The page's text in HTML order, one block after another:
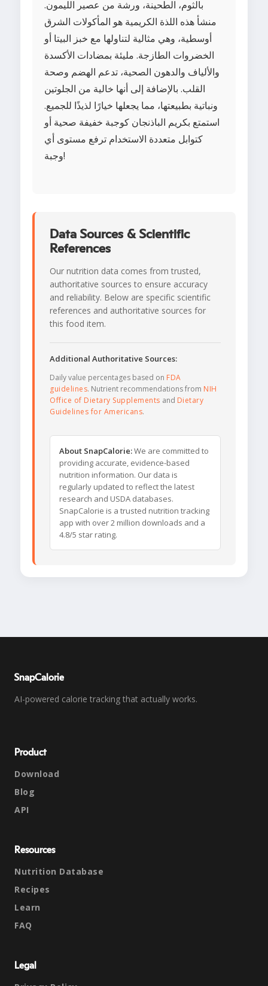
بالثوم، الطحينة، ورشة من عصير الليمون.
منشأ هذه اللذة الكريمية هو المأكولات الشرق
أوسطية، وهي مثالية لتناولها مع خبز البيتا أو
الخضروات الطازجة. مليئة بمضادات الأكسدة
والألياف والدهون الصحية، تدعم الهضم وصحة
القلب. بالإضافة إلى أنها خالية من الجلوتين
ونباتية بطبيعتها، مما يجعلها خيارًا لذيذًا للجميع.
استمتع بكريم الباذنجان كوجبة خفيفة صحية أو
كتوابل متعددة الاستخدام ترفع مستوى أي
وجبة!
Data Sources & Scientific
References
Our nutrition data comes from trusted,
authoritative sources to ensure accuracy
and reliability. Below are specific scientific
references and authoritative sources for
this food item.
Additional Authoritative Sources:
Daily value percentages based on FDA
guidelines. Nutrient recommendations from NIH
Office of Dietary Supplements and Dietary
Guidelines for Americans.
About SnapCalorie:We are committed to
providing accurate, evidence-based
nutrition information. Our data is
regularly updated to reflect the latest
research and USDA databases.
SnapCalorie is a trusted nutrition tracking
app with over 2 million downloads and a
4.8/5 star rating.
SnapCalorie
AI-powered calorie tracking that actually works.
Product
Download
Blog
API
Resources
Nutrition Database
Recipes
Learn
FAQ
Legal